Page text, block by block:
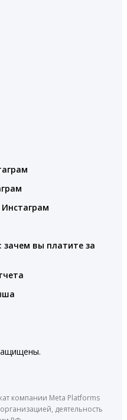
зачем вы платите за
компании Meta Platforms
деятельность